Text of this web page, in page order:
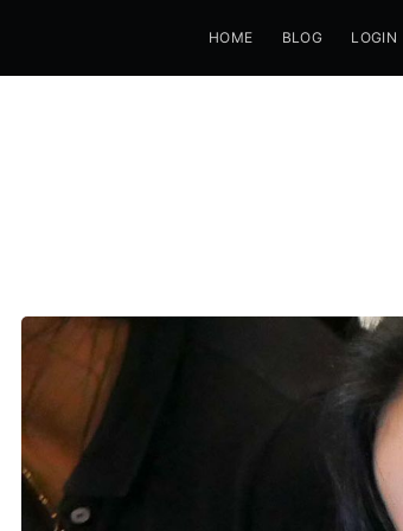
HOME BLOG LOGIN